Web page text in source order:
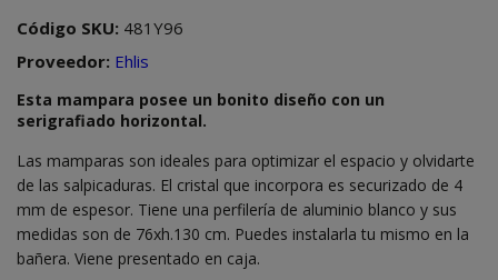
Código SKU: 481Y96
Proveedor: Ehlis
Esta mampara posee un bonito diseño con un
serigrafiado horizontal.
Las mamparas son ideales para optimizar el espacio y olvidarte
de las salpicaduras. El cristal que incorpora es securizado de 4
mm de espesor. Tiene una perfilería de aluminio blanco y sus
medidas son de 76xh.130 cm. Puedes instalarla tu mismo en la
bañera. Viene presentado en caja.